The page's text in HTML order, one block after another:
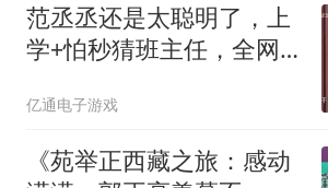
范丞丞还是太聪明了，上
学+怕秒猜班主任，全网
亿通电子游戏
《苑举正西藏之旅：感动